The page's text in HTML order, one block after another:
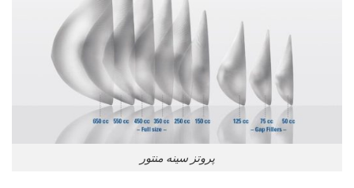
پروتز سینه منتور